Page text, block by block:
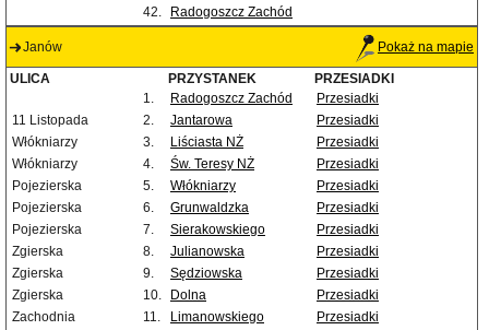
42.
Radogoszcz Zachód
Janów Pokaż na mapie
ULICA PRZYSTANEK
PRZESIADKI
1.
Radogoszcz Zachód
Przesiadki
11 Listopada
2. Jantarowa
Przesiadki
Włókniarzy
3. Liściasta NŻ
Przesiadki
Włókniarzy
4. Św. Teresy NŻ
Przesiadki
Pojezierska
5. Włókniarzy
Przesiadki
Pojezierska
6. Grunwaldzka
Przesiadki
Pojezierska
7. Sierakowskiego
Przesiadki
Zgierska
8. Julianowska
Przesiadki
Zgierska
9. Sędziowska
Przesiadki
Zgierska
10. Dolna
Przesiadki
Zachodnia
11. Limanowskiego
Przesiadki